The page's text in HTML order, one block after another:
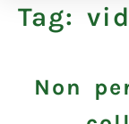
Tag:
Non